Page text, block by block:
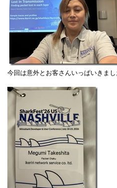
今回は意外とお客さんいっぱいきまし